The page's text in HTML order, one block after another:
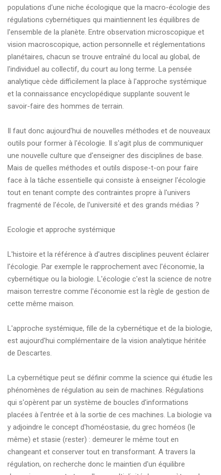
populations d'une niche écologique que la macro-écologie des
régulations cybernétiques qui maintiennent les équilibres de
l'ensemble de la planète. Entre observation microscopique et
vision macroscopique, action personnelle et réglementations
planétaires, chacun se trouve entraîné du local au global, de
l'individuel au collectif, du court au long terme. La pensée
analytique cède difficilement la place à l'approche systémique
et la connaissance encyclopédique supplante souvent le
savoir-faire des hommes de terrain.
Il faut donc aujourd'hui de nouvelles méthodes et de nouveaux
outils pour former à l'écologie. Il s'agit plus de communiquer
une nouvelle culture que d'enseigner des disciplines de base.
Mais de quelles méthodes et outils dispose-t-on pour faire
face à la tâche essentielle qui consiste à enseigner l'écologie
tout en tenant compte des contraintes propre à l'univers
fragmenté de l'école, de l'université et des grands médias ?
Ecologie et approche systémique
L'histoire et la référence à d'autres disciplines peuvent éclairer
l'écologie. Par exemple le rapprochement avec l'économie, la
cybernétique ou la biologie. L'écologie c'est la science de notre
maison terrestre comme l'économie est la règle de gestion de
cette même maison.
L'approche systémique, fille de la cybernétique et de la biologie,
est aujourd'hui complémentaire de la vision analytique héritée
de Descartes.
La cybernétique peut se définir comme la science qui étudie les
phénomènes de régulation au sein de machines. Régulations
qui s'opèrent par un système de boucles d'informations
placées à l'entrée et à la sortie de ces machines. La biologie va
y adjoindre le concept d'homéostasie, du grec homéos (le
même) et stasie (rester) : demeurer le même tout en
changeant et conserver tout en transformant. A travers la
régulation, on recherche donc le maintien d'un équilibre